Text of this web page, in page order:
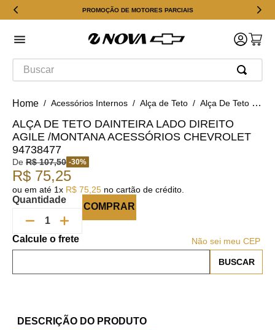
PROMOÇÃO DE MOTORES PARCIAIS
Buscar
Acessórios Internos Alça de Teto Alça De Teto Dainteira Lado Direito Agile /montana Acessórios Chevrolet 94738477
ALÇA DE TETO DAINTEIRA LADO DIREITO
AGILE /MONTANA ACESSÓRIOS CHEVROLET
94738477
De R$ 107,50 -30%
R$ 75,25
ou em até 1x R$ 75 25 no cartão de crédito.
Quantidade
COMPRAR
Não sei meu CEP
DESCRIÇÃO DO PRODUTO